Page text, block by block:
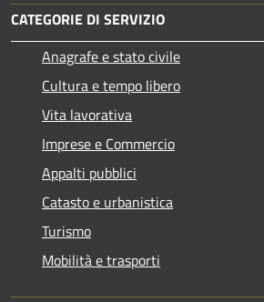
CATEGORIE DI SERVIZIO
Anagrafe e stato civile
Cultura e tempo libero
Vita lavorativa
Imprese e Commercio
Appalti pubblici
Catasto e urbanistica
Turismo
Mobilità e trasporti